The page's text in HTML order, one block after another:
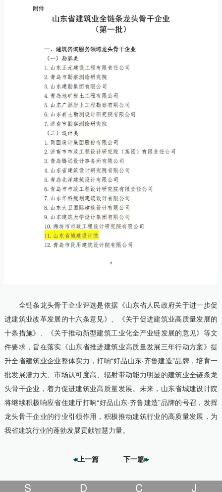
全链条龙头骨干企业评选是依据《山东省人民政府关于进一步促
进建筑业改革发展的十六条意见》、《关于促进建筑业高质量发展的
十条措施》、《关于推动新型建筑工业化全产业链发展的意见》等文
件要求，旨在落实《山东省推进建筑业高质量发展三年行动方案》提
升全省建筑业企业整体实力，打响“好品山东·齐鲁建造”品牌，培育一
批发展潜力大、市场认可度高、辐射带动能力明显的建筑业全链条龙
头骨干企业，着力促进建筑业高质量发展。未来，山东省城建设计院
将继续积极响应省住建厅打响“好品山东·齐鲁建造”品牌的号召，发挥
龙头骨干企业的行业引领作用，积极推动建筑行业的高质量发展，为
我省建筑行业的蓬勃发展贡献智慧力量。
上一篇 下一篇
S D C J